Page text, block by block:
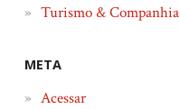
Turismo & Companhia
META
Acessar